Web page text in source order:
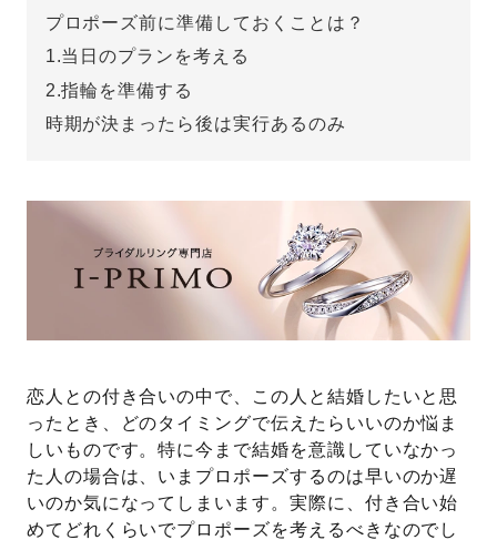
プロポーズ前に準備しておくことは？
1.当日のプランを考える
2.指輪を準備する
時期が決まったら後は実行あるのみ
恋人との付き合いの中で、この人と結婚したいと思
ったとき、どのタイミングで伝えたらいいのか悩ま
しいものです。特に今まで結婚を意識していなかっ
た人の場合は、いまプロポーズするのは早いのか遅
いのか気になってしまいます。実際に、付き合い始
めてどれくらいでプロポーズを考えるべきなのでし
おすすめの婚約指輪
パーフェクトプロポーズリング
プロポーズプラン検索
ダイヤモンドの品質とは？
プレゼント
エピソード
プロポーズのご相談
I-PRIMO公式サイト
I-PRIMO公式オンラインショップ
Follow us on